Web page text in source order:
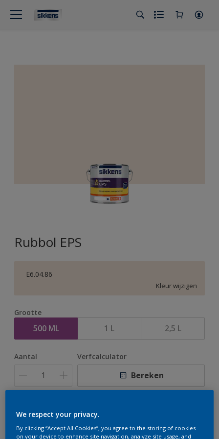
Rubbol EPS
E6.04.86
Kleur wijzigen
Grootte
500 ML 1 L 2,5 L
Aantal Verfcalculator
Bereken
Op dit moment is het niet mogelijk dit product online
te bestellen. Houd de website in de gaten, we werken
er hard aan om de voorraad aan te vullen.
We respect your privacy.
By clicking “Accept All Cookies”, you agree to the storing of cookies
on your device to enhance site navigation, analyze site usage, and